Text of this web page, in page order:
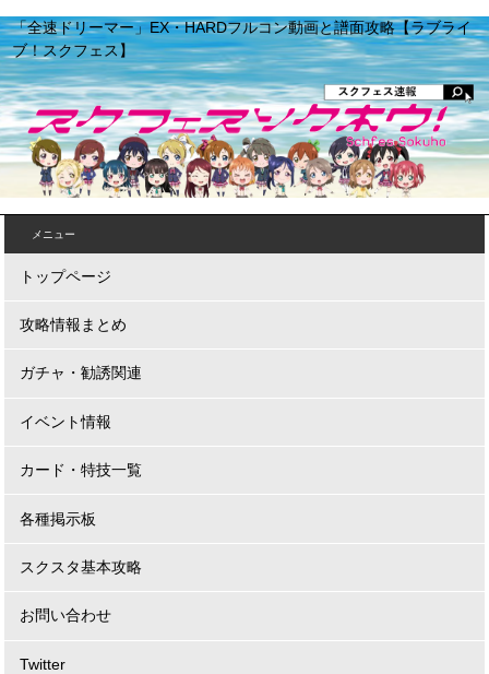
「全速ドリーマー」EX・HARDフルコン動画と譜面攻略【ラブライ
ブ！スクフェス】
メニュー
トップページ
攻略情報まとめ
ガチャ・勧誘関連
イベント情報
カード・特技一覧
各種掲示板
スクスタ基本攻略
お問い合わせ
Twitter